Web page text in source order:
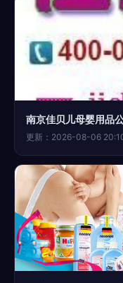
南京佳贝儿母婴用品
更新：2026-08-06